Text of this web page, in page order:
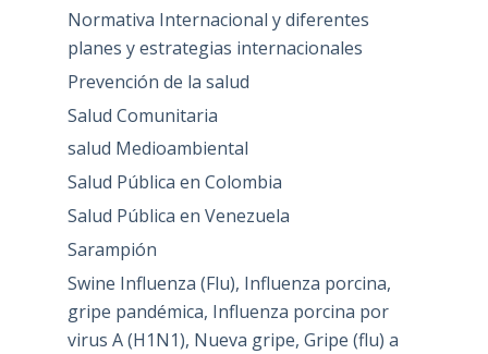
Normativa Internacional y diferentes
planes y estrategias internacionales
Prevención de la salud
Salud Comunitaria
salud Medioambiental
Salud Pública en Colombia
Salud Pública en Venezuela
Sarampión
Swine Influenza (Flu), Influenza porcina,
gripe pandémica, Influenza porcina por
virus A (H1N1), Nueva gripe, Gripe (flu) a